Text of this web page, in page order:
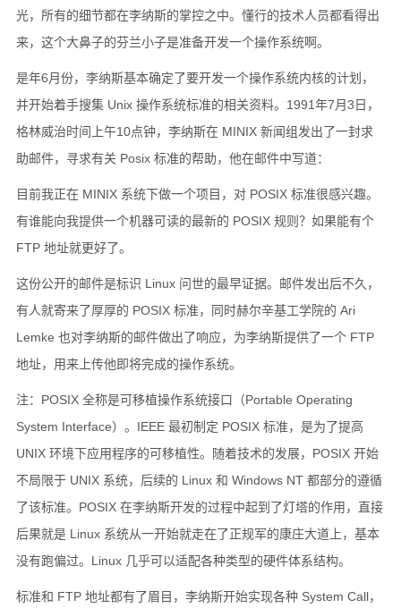
光，所有的细节都在李纳斯的掌控之中。懂行的技术人员都看得出
来，这个大鼻子的芬兰小子是准备开发一个操作系统啊。
是年6月份，李纳斯基本确定了要开发一个操作系统内核的计划，
并开始着手搜集 Unix 操作系统标准的相关资料。1991年7月3日，
格林威治时间上午10点钟，李纳斯在 MINIX 新闻组发出了一封求
助邮件，寻求有关 Posix 标准的帮助，他在邮件中写道：
目前我正在 MINIX 系统下做一个项目，对 POSIX 标准很感兴趣。
有谁能向我提供一个机器可读的最新的 POSIX 规则？如果能有个
FTP 地址就更好了。
这份公开的邮件是标识 Linux 问世的最早证据。邮件发出后不久，
有人就寄来了厚厚的 POSIX 标准，同时赫尔辛基工学院的 Ari
Lemke 也对李纳斯的邮件做出了响应，为李纳斯提供了一个 FTP
地址，用来上传他即将完成的操作系统。
注：POSIX 全称是可移植操作系统接口（Portable Operating
System Interface）。IEEE 最初制定 POSIX 标准，是为了提高
UNIX 环境下应用程序的可移植性。随着技术的发展，POSIX 开始
不局限于 UNIX 系统，后续的 Linux 和 Windows NT 都部分的遵循
了该标准。POSIX 在李纳斯开发的过程中起到了灯塔的作用，直接
后果就是 Linux 系统从一开始就走在了正规军的康庄大道上，基本
没有跑偏过。Linux 几乎可以适配各种类型的硬件体系结构。
标准和 FTP 地址都有了眉目，李纳斯开始实现各种 System Call，